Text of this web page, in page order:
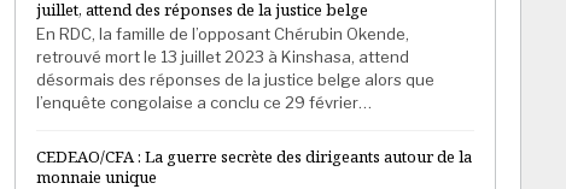
juillet, attend des réponses de la justice belge
En RDC, la famille de l’opposant Chérubin Okende,
retrouvé mort le 13 juillet 2023 à Kinshasa, attend
désormais des réponses de la justice belge alors que
l’enquête congolaise a conclu ce 29 février…
CEDEAO/CFA : La guerre secrète des dirigeants autour de la
monnaie unique